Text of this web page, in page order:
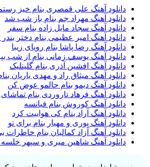
دانلود آهنگ علی قمصری بنام خیز
دانلود آهنگ مهراد جم بنام باز شب شد
دانلود آهنگ سجاد مایل زاده بنام سفر
دانلود آهنگ امیر عظیمی بنام دختر
دانلود آهنگ رضا پاشا بنام رویای زیبا
دانلود آهنگ یوسف زمانی بنام از شب
دانلود آهنگ افشین آذری بنام گلینلیک
دانلود آهنگ میثاق راد و مهدی یاریان
دانلود آهنگ دیمو بنام حالمو عوض کن
دانلود آهنگ فرهاد تاروردی بنام تماشای
دانلود آهنگ کوروش بنام فیانسه
دانلود آهنگ آراد بنام کی هواییت کرد
دانلود آهنگ پوری و مهیار بنام برای تو
دانلود آهنگ آزاد کمالیان بنام خاطرات
دانلود آهنگ شاهین میری و سپهر خلسه